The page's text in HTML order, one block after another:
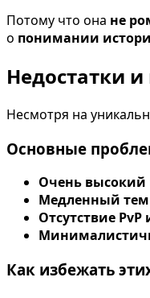
Потому что она не
о понимании
Недостатки
Несмотря на
Основные
Очень высокий
Медленный
Отсутствие
Как избежать